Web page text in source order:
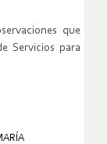
que
Servicios para